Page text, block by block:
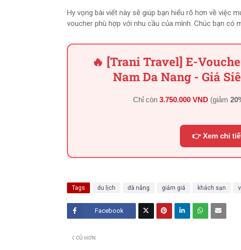
Hy vọng bài viết này sẽ giúp bạn hiểu rõ hơn về việc
voucher phù hợp với nhu cầu của mình. Chúc bạn có
🔥 [Trani Travel] E-
Nam Da Nang - Giá
Chỉ còn3.750.000 VND (giảm
👉 Xem chi
Tags du lịch đà nẵng giảm giá khách sạn
Facebook
CŨ HƠN